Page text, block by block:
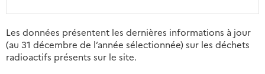
Les données présentent les dernières informations à jour
(au 31 décembre de l’année sélectionnée) sur les déchets
radioactifs présents sur le site.